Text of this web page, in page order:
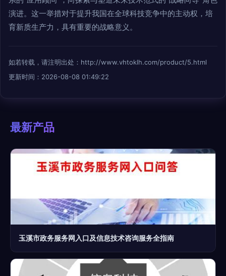
演进。这一举措对于提升我国在全球科技竞争中的主动权，培
育新质生产力，具有重要的战略意义。
如若转载，请注明出处：http://www.vhtoklh.com/product/5.html
更新时间：2026-08-08 01:49:22
最新产品
玉溪市政务服务网入口及信息技术咨询服务全指南